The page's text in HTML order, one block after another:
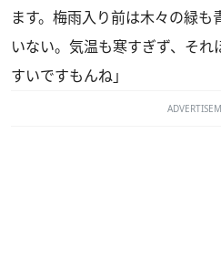
ます。梅雨入り前は木々の緑
いない。気温も寒すぎず、そ
すいですもんね」